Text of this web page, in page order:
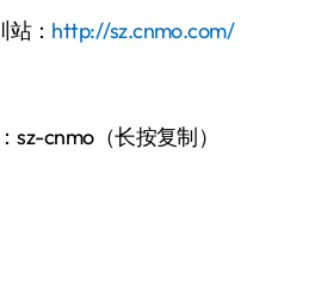
： http://sz.cnmo.com/
sz-cnmo（长按复制）